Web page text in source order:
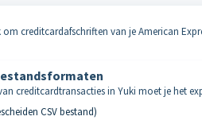
creditcardafschriften van je American
creditcardtransacties in Yuki moet je het
CSV bestand)